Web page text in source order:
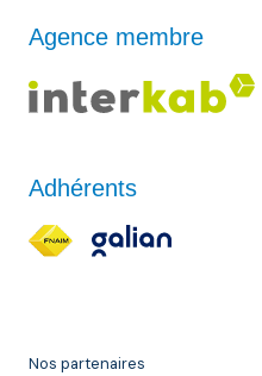
Agence membre
Adhérents
Nos partenaires